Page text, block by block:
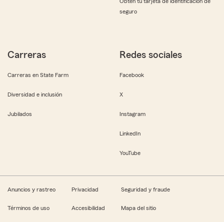
seguro
Carreras
Carreras en State Farm
Diversidad e inclusión
Jubilados
Redes sociales
Facebook
X
Instagram
LinkedIn
YouTube
Anuncios y rastreo Privacidad Seguridad y fraude
Términos de uso Accesibilidad Mapa del sitio